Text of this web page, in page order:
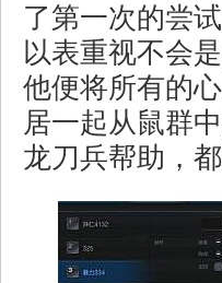
了第一次的尝
以表重视不会
他便将所有的
居一起从鼠群
龙刀兵帮助，